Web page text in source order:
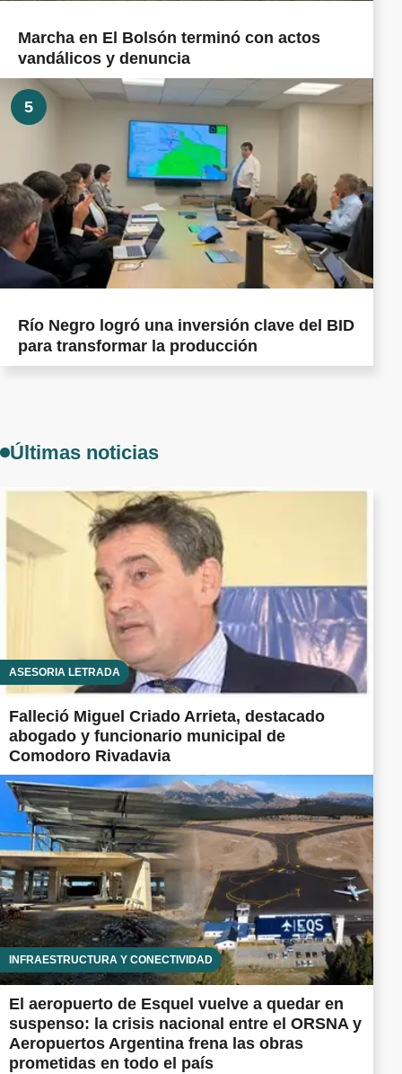
Marcha en El Bolsón terminó con actos
vandálicos y denuncia
5
Río Negro logró una inversión clave del BID
para transformar la producción
Últimas noticias
ASESORÍA LETRADA
Falleció Miguel Criado Arrieta, destacado
abogado y funcionario municipal de
Comodoro Rivadavia
INFRAESTRUCTURA Y CONECTIVIDAD
El aeropuerto de Esquel vuelve a quedar en
suspenso: la crisis nacional entre el ORSNA y
Aeropuertos Argentina frena las obras
prometidas en todo el país